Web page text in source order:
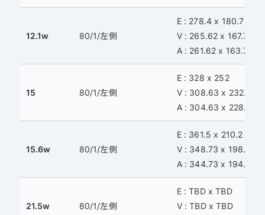
12.1w 80/1/左側
E : 278.4 x 180.7
V : 265.62 x 167.7
A : 261.62 x 163.7
15 80/1/左側
E : 328 x 252
V : 308.63 x 232.6
A : 304.63 x 228.6
15.6w 80/1/左側
E : 361.5 x 210.2
V : 348.73 x 198.04
A : 344.73 x 194.04
21.5w 80/1/左側
E : TBD x TBD
V : TBD x TBD